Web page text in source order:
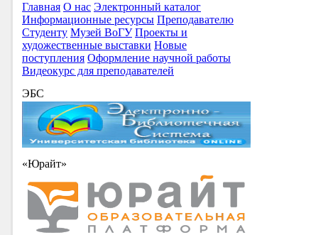
Главная О нас Электронный каталог
Информационные ресурсы Преподавателю
Студенту Музей ВоГУ Проекты и
художественные выставки Новые
поступления Оформление научной работы
Видеокурс для преподавателей
ЭБС
«Юрайт»